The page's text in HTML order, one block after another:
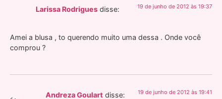
Larissa Rodrigues disse: 19 de junho de 2012 às 19:37
Amei a blusa , to querendo muito uma dessa . Onde você
comprou ?
Andreza Goulart disse: 19 de junho de 2012 às 19:41